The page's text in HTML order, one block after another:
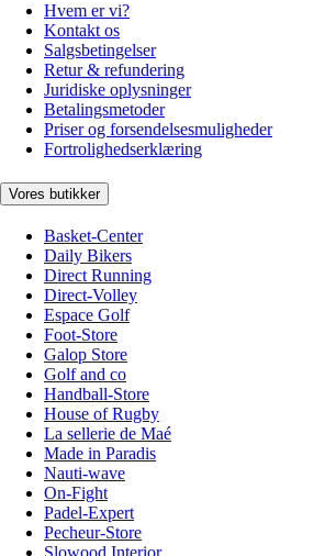
Hvem er vi?
Kontakt os
Salgsbetingelser
Retur & refundering
Juridiske oplysninger
Betalingsmetoder
Priser og forsendelsesmuligheder
Fortrolighedserklæring
Vores butikker
Basket-Center
Daily Bikers
Direct Running
Direct-Volley
Espace Golf
Foot-Store
Galop Store
Golf and co
Handball-Store
House of Rugby
La sellerie de Maé
Made in Paradis
Nauti-wave
On-Fight
Padel-Expert
Pecheur-Store
Slowood Interior